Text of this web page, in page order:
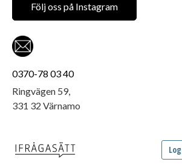
Följ oss på Instagram
0370-78 03 40
Ringvägen 59,
331 32 Värnamo